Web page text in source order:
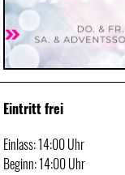
Eintritt frei
Einlass: 14:00 Uhr
Beginn: 14:00 Uhr